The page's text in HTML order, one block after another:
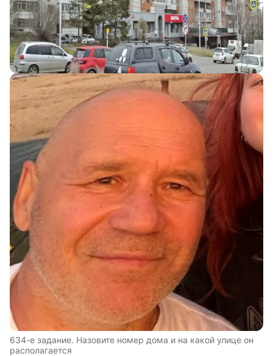
634-е задание. Назовите номер дома и на какой улице он
располагается